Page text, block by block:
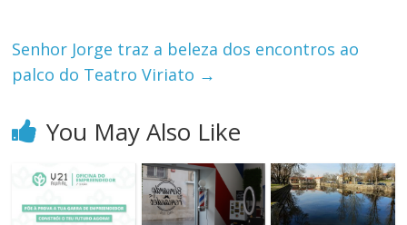
Senhor Jorge traz a beleza dos encontros ao
palco do Teatro Viriato →
You May Also Like